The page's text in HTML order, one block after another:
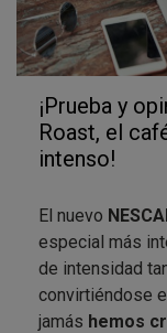
¡Prueba y
Roast, el
intenso!
El nuevo
especial más
de intensidad
convirtiéndose
jamás hemos